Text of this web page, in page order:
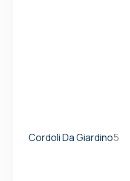
Cordoli Da Giardino5